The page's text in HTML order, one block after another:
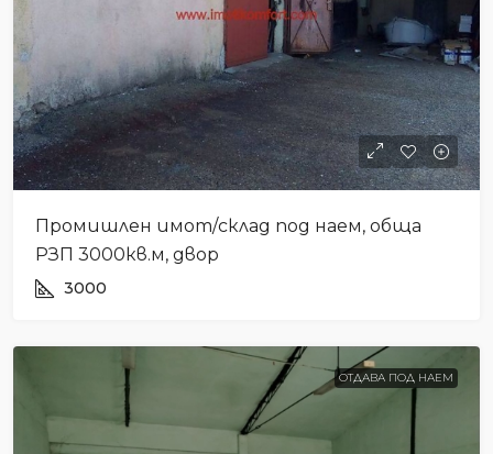
Промишлен имот/склад под наем, обща
РЗП 3000кв.м, двор
3000
ОТДАВА ПОД НАЕМ